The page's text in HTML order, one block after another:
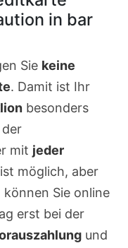
in bar
Sie keine
. Damit ist Ihr
besonders
mit jeder
möglich, aber
Sie online
erst bei der
und